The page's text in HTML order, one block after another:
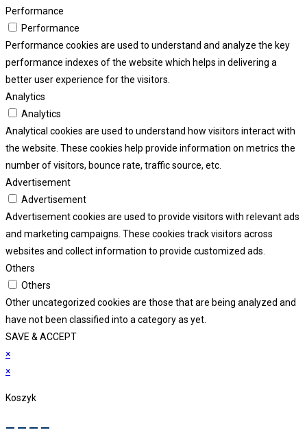
Performance
Performance
Performance cookies are used to understand and analyze the key
performance indexes of the website which helps in delivering a
better user experience for the visitors.
Analytics
Analytics
Analytical cookies are used to understand how visitors interact with
the website. These cookies help provide information on metrics the
number of visitors, bounce rate, traffic source, etc.
Advertisement
Advertisement
Advertisement cookies are used to provide visitors with relevant ads
and marketing campaigns. These cookies track visitors across
websites and collect information to provide customized ads.
Others
Others
Other uncategorized cookies are those that are being analyzed and
have not been classified into a category as yet.
SAVE & ACCEPT
×
×
Koszyk